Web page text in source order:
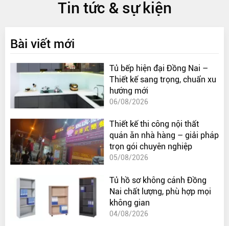
Tin tức & sự kiện
Bài viết mới
Tủ bếp hiện đại Đồng Nai –
Thiết kế sang trọng, chuẩn xu
hướng mới
06/08/2026
Thiết kế thi công nội thất
quán ăn nhà hàng – giải pháp
trọn gói chuyên nghiệp
05/08/2026
Tủ hồ sơ không cánh Đồng
Nai chất lượng, phù hợp mọi
không gian
04/08/2026